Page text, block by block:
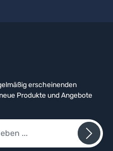
erscheinenden
Produkte und Angebote